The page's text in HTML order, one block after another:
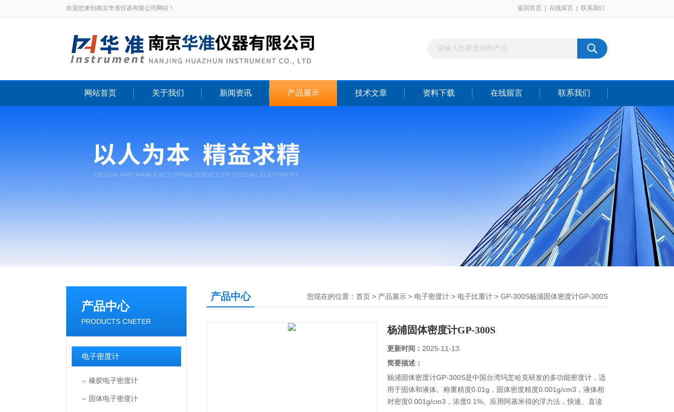
欢迎您来到南京华准仪器有限公司网站！ 返回首页 在线留言 联系我们
网站首页 关于我们 新闻资讯 产品展示 技术文章 资料下载 在线留言 联系我们
产品中心
PRODUCTS CNETER
电子密度计
橡胶电子密度计
固体电子密度计
产品中心 您现在的位置： 首页 > 产品展示 > 电子密度计 > 电子比重计 > GP-300S杨浦固体密度计GP-300S
杨浦固体密度计GP-300S
更新时间： 2025-11-13
简要描述：
杨浦固体密度计GP-300S是中国台湾玛芝哈克研发的多功能密度计，适
用于固体和液体。称重精度0.01g，固体密度精度0.001g/cm3，液体相
对密度0.001g/cm3，浓度0.1%。应用阿基米得的浮力法，快速、直读